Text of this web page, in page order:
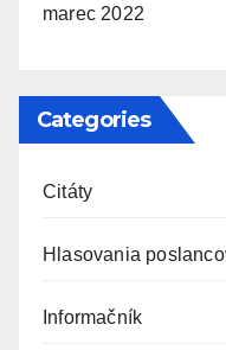
marec 2022
Categories
Citáty
Hlasovania
Informačník